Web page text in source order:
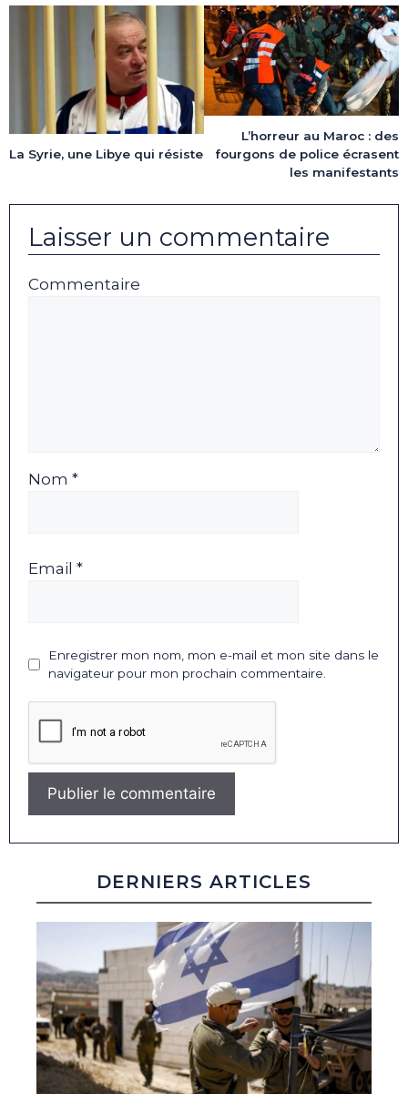
La Syrie, une Libye qui résiste
L’horreur au Maroc : des
fourgons de police écrasent
les manifestants
Laisser un commentaire
Commentaire
Nom *
Email *
Enregistrer mon nom, mon e-mail et mon site dans le
navigateur pour mon prochain commentaire.
DERNIERS ARTICLES